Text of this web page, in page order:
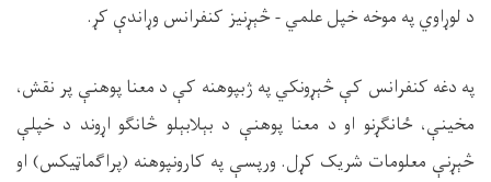
د لوړاوي په موخه خپل علمي - څېړنیز کنفرانس وړاندې کړ.
په دغه کنفرانس کې څېړونکي په ژبپوهنه کې د معنا پوهنې پر نقش،
مخينې، ځانګړنو او د معنا پوهنې د بېلابېلو څانګو اړوند د خپلې
څېړنې معلومات شریک کړل. ورپسې په کارونپوهنه (پراګماټیکس) او